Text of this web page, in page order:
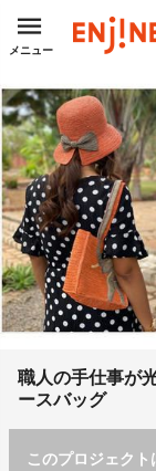
メニュー
職人の手仕事が
ースバッグ
このプロジェク